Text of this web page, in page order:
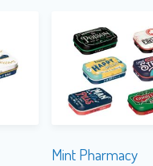
Mint Pharmacy